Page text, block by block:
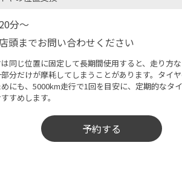
分～
頭までお問い合わせください
同じ位置に固定して長期間使用すると、走り方
分だけが摩耗してしまうことがあります。タイ
にも、5000km走行で1回を目安に、定期的なタ
すめします。
予約する